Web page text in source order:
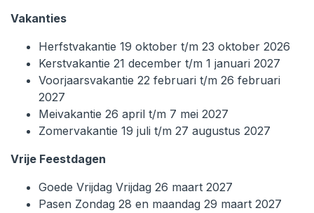
Vakanties
Herfstvakantie 19 oktober t/m 23 oktober 2026
Kerstvakantie 21 december t/m 1 januari 2027
Voorjaarsvakantie 22 februari t/m 26 februari
2027
Meivakantie 26 april t/m 7 mei 2027
Zomervakantie 19 juli t/m 27 augustus 2027
Vrije Feestdagen
Goede Vrijdag Vrijdag 26 maart 2027
Pasen Zondag 28 en maandag 29 maart 2027